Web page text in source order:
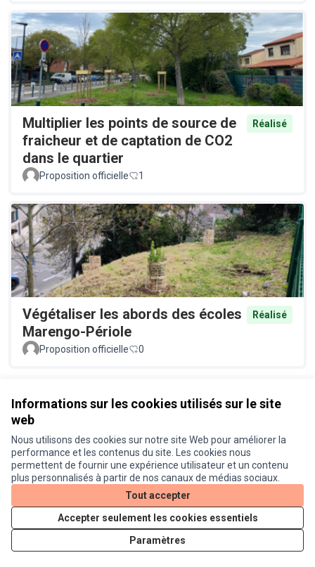
Informations sur les cookies utilisés sur le site
web
Nous utilisons des cookies sur notre site Web pour améliorer la
performance et les contenus du site. Les cookies nous
permettent de fournir une expérience utilisateur et un contenu
plus personnalisés à partir de nos canaux de médias sociaux.
Tout accepter
Accepter seulement les cookies essentiels
Paramètres
Multiplier les points de source de
fraicheur et de captation de CO2
dans le quartier
Réalisé
Proposition officielle 1
Végétaliser les abords des écoles
Marengo-Périole
Réalisé
Proposition officielle 0
Conditions d'utilisation
Paramètres des cookies
Je participe ! sur X
(Lien externe)
Je participe ! sur Facebook
Je participe ! sur Instagram
Site réalisé grâce aulogiciel libre Decidim .
Licence
(Lien